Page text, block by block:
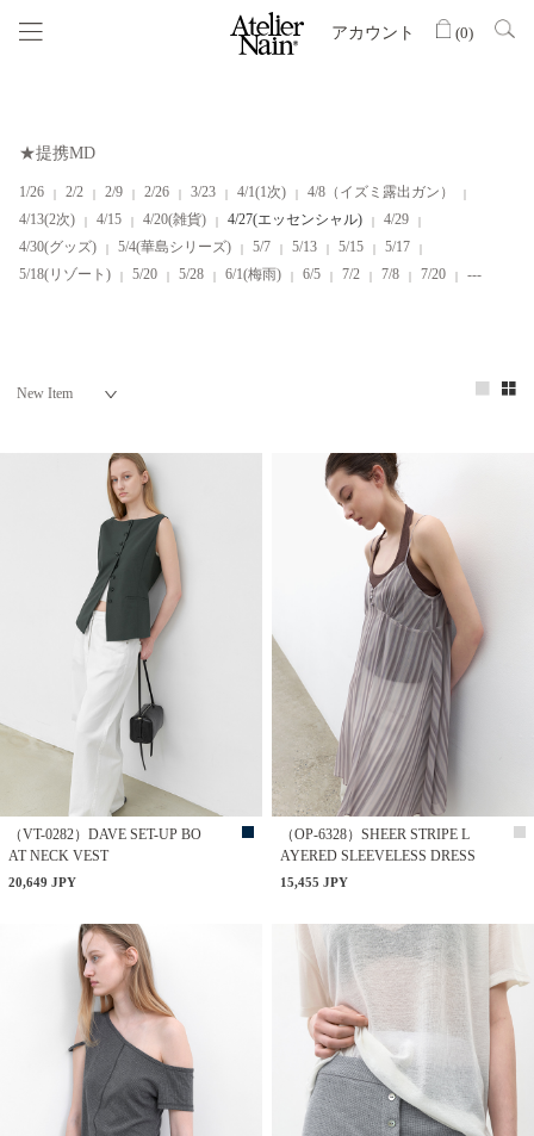
アカウント (0)
★提携MD
1/26 2/2 2/9 2/26 3/23 4/1(1次)
4/8（イズミ露出ガン）
4/13(2次)
4/15 4/20(雑貨) 4/27(エッセンシャル)
4/29
4/30(グッズ)
5/4(華島シリーズ) 5/7 5/13 5/15
5/17
5/18(リゾート)
5/20 5/28 6/1(梅雨) 6/5 7/2 7/8 7/20 ---
（VT-0282）DAVE SET-UP BO
AT NECK VEST
20,649 JPY
（OP-6328）SHEER STRIPE L
AYERED SLEEVELESS DRESS
15,455 JPY